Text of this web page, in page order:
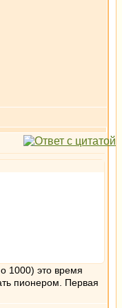
1000) это время
пионером. Первая